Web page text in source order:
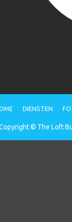
DIENSTEN
© The Loft